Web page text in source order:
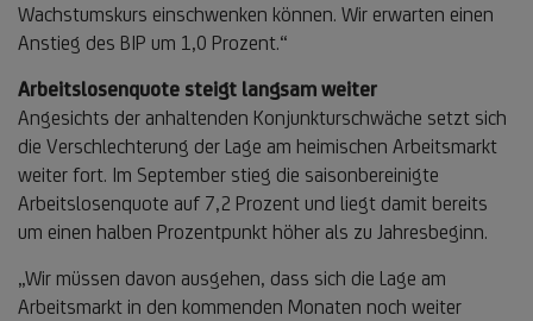
Wachstumskurs einschwenken können. Wir erwarten einen
Anstieg des BIP um 1,0 Prozent.“
Arbeitslosenquote steigt langsam weiter
Angesichts der anhaltenden Konjunkturschwäche setzt sich
die Verschlechterung der Lage am heimischen Arbeitsmarkt
weiter fort. Im September stieg die saisonbereinigte
Arbeitslosenquote auf 7,2 Prozent und liegt damit bereits
um einen halben Prozentpunkt höher als zu Jahresbeginn.
„Wir müssen davon ausgehen, dass sich die Lage am
Arbeitsmarkt in den kommenden Monaten noch weiter